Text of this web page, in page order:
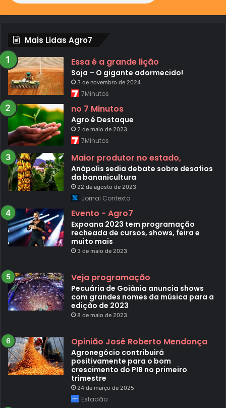
Mais Lidas Agro7
Essa é a grande lição
Soja – O gigante adormecido!
3 de novembro de 2024
7Minutos
no 7 Minutos
Agro é Destaque
2 de maio de 2023
7Minutos
Maior produtor no estado,
Anápolis sedia debate sobre desafios
da bananicultura
22 de agosto de 2023
Jornal Contexto
Evento - Agro7
Expoana 2023 tem programação
recheada de cursos, shows, feira e
muito mais
3 de maio de 2023
Veja programação
Pecuária de Goiânia anuncia shows
com grandes nomes da música para a
edição de 2023
8 de maio de 2023
Opinião José Roberto Mendonça
Agronegócio contribuirá
positivamente para o bom
crescimento do PIB no primeiro
trimestre
24 de março de 2025
Estadão